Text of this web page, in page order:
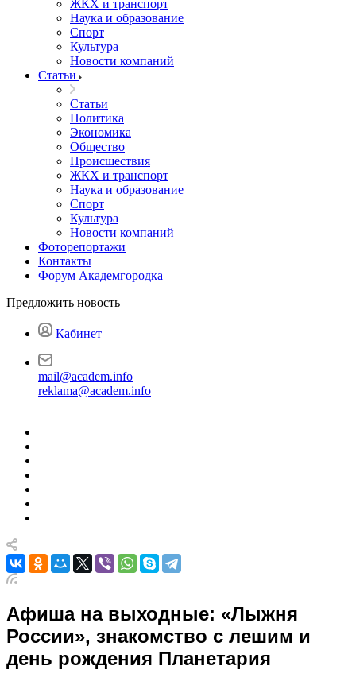
ЖКХ и транспорт
Наука и образование
Спорт
Культура
Новости компаний
Статьи
Статьи
Политика
Экономика
Общество
Происшествия
ЖКХ и транспорт
Наука и образование
Спорт
Культура
Новости компаний
Фоторепортажи
Контакты
Форум Академгородка
Предложить новость
Кабинет
mail@academ.info
reklama@academ.info
Афиша на выходные: «Лыжня
России», знакомство с лешим и
день рождения Планетария